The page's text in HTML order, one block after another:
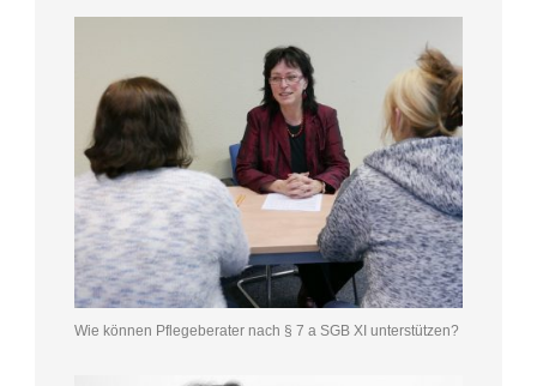
Wie können Pflegeberater nach § 7 a SGB XI unterstützen?